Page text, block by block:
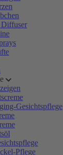
Gesichtspflege
Pflege